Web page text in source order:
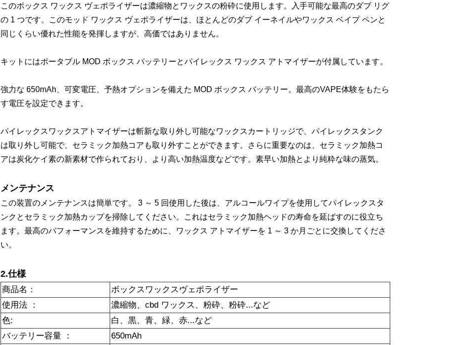
このボックス ワックス ヴェポライザーは濃縮物とワックスの粉砕に使用します。入手可能な最高のダブ リグ
の 1 つです。このモッド ワックス ヴェポライザーは、ほとんどのダブ イーネイルやワックス ベイプ ペンと
同じくらい優れた性能を発揮しますが、高価ではありません。
キットにはポータブル MOD ボックス バッテリーとパイレックス ワックス アトマイザーが付属しています。
強力な 650mAh、可変電圧、予熱オプションを備えた MOD ボックス バッテリー。最高のVAPE体験をもたら
す電圧を設定できます。
パイレックスワックスアトマイザーは斬新な取り外し可能なワックスカートリッジで、パイレックスタンク
は取り外し可能で、セラミック加熱コアも取り外すことができます。さらに重要なのは、セラミック加熱コ
アは炭化ケイ素の新素材で作られており、より高い加熱温度などです。素早い加熱とより純粋な味の蒸気。
メンテナンス
この装置のメンテナンスは簡単です。 3 ～ 5 回使用した後は、アルコールワイプを使用してパイレックスタ
ンクとセラミック加熱カップを掃除してください。これはセラミック加熱ヘッドの寿命を延ばすのに役立ち
ます。最高のパフォーマンスを維持するために、ワックス アトマイザーを 1 ～ 3 か月ごとに交換してくださ
い。
2.仕様
商品名：
ボックスワックスヴェポライザー
使用法 ：
濃縮物、cbd ワックス、粉砕、粉砕...など
色:
白、黒、青、緑、赤...など
バッテリー容量 ：
650mAh